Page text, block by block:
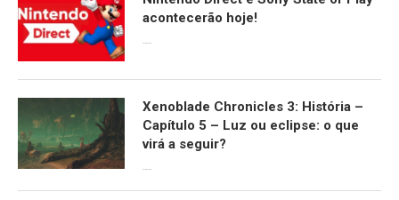
acontecerão hoje!
Xenoblade Chronicles 3: História –
Capítulo 5 – Luz ou eclipse: o que
virá a seguir?